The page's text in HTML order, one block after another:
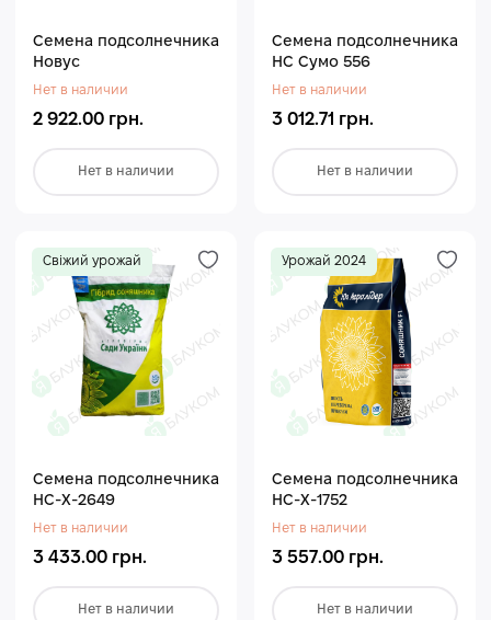
Семена подсолнечника
Новус
Нет в наличии
2 922.00 грн.
Нет в наличии
Семена подсолнечника
НС Сумо 556
Нет в наличии
3 012.71 грн.
Нет в наличии
Свіжий урожай
Семена подсолнечника
НС-X-2649
Нет в наличии
3 433.00 грн.
Нет в наличии
Урожай 2024
Семена подсолнечника
НС-Х-1752
Нет в наличии
3 557.00 грн.
Нет в наличии